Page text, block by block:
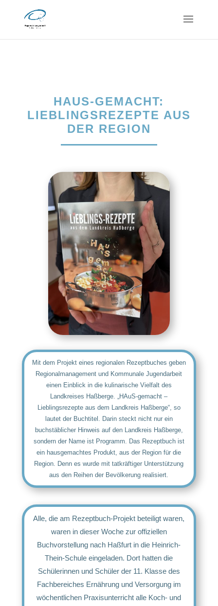
HAUS-GEMACHT:
LIEBLINGSREZEPTE AUS
DER REGION
Mit dem Projekt eines regionalen Rezeptbuches geben
Regionalmanagement und Kommunale Jugendarbeit
einen Einblick in die kulinarische Vielfalt des
Landkreises Haßberge. „HAuS-gemacht –
Lieblingsrezepte aus dem Landkreis Haßberge“, so
lautet der Buchtitel. Darin steckt nicht nur ein
buchstäblicher Hinweis auf den Landkreis Haßberge,
sondern der Name ist Programm. Das Rezeptbuch ist
ein hausgemachtes Produkt, aus der Region für die
Region. Denn es wurde mit tatkräftiger Unterstützung
aus den Reihen der Bevölkerung realisiert.
Alle, die am Rezeptbuch-Projekt beteiligt waren,
waren in dieser Woche zur offiziellen
Buchvorstellung nach Haßfurt in die Heinrich-
Thein-Schule eingeladen. Dort hatten die
Schülerinnen und Schüler der 11. Klasse des
Fachbereiches Ernährung und Versorgung im
wöchentlichen Praxisunterricht alle Koch- und